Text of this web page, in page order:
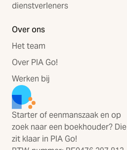
Starter of eenmanszaak en op
zoek naar een boekhouder? Die
zit klaar in PIA Go!
dienstverleners
Over ons
Het team
Over PIA Go!
Werken bij